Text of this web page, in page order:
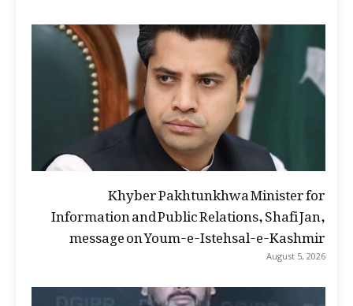
Khyber Pakhtunkhwa Minister for
Information and Public Relations, Shafi Jan,
message on Youm-e-Istehsal-e-Kashmir
August 5, 2026